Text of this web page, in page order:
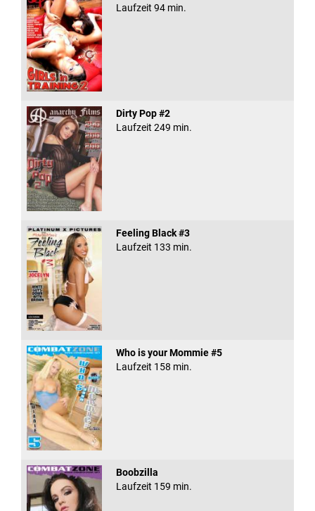
Laufzeit 94 min.
Dirty Pop #2
Laufzeit 249 min.
Feeling Black #3
Laufzeit 133 min.
Who is your Mommie #5
Laufzeit 158 min.
Boobzilla
Laufzeit 159 min.